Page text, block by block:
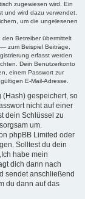
zugewiesen wird. Ein
und wird dazu verwendet,
um die ungelesenen
Betreiber übermittelt
zum Beispiel Beiträge,
erfasst werden
Dein Benutzerkonto
einem Passwort zur
E-Mail-Adresse.
(Hash) gespeichert, so
nicht auf einer
dein Schlüssel zu
um.
phpBB Limited oder
Solltest du dein
habe mein
dich dann nach
sendet anschließend
du dann auf das